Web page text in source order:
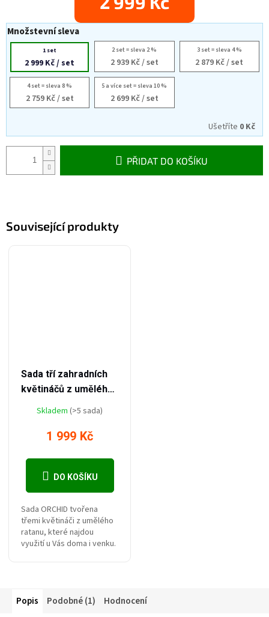
Množstevní sleva
1 set
2 999 Kč/ set
2 set = sleva 2 %
2 939 Kč/ set
3 set = sleva 4 %
2 879 Kč/ set
4 set = sleva 8 %
2 759 Kč/ set
5 a více set = sleva 10 %
2 699 Kč/ set
Ušetříte 0 Kč
PŘIDAT DO KOŠÍKU
Související produkty
Sada tří zahradních
květináčů z umělého
Skladem(>5 sada)
1 999 Kč
DO KOŠÍKU
Sada ORCHID tvořena
třemi květináči z umělého
ratanu, které najdou
využití u Vás doma i venku.
Popis Podobné (1) Hodnocení